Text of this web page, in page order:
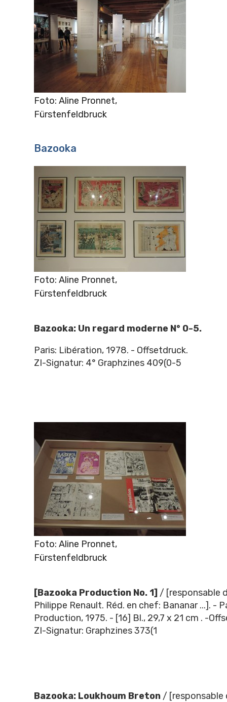
Foto: Aline Pronnet,
Fürstenfeldbruck
Bazooka
Foto: Aline Pronnet,
Fürstenfeldbruck
Bazooka: Un regard moderne N° 0-5.
Paris: Libération, 1978. - Offsetdruck.
ZI-Signatur: 4° Graphzines 409(0-5
Foto: Aline Pronnet,
Fürstenfeldbruck
[Bazooka Production No. 1] / [responsable
Philippe Renault. Réd. en chef: Bananar ...]. -
Production, 1975. - [16] Bl., 29,7 x 21 cm . -
ZI-Signatur: Graphzines 373(1
Bazooka: Loukhoum Breton/ [responsable